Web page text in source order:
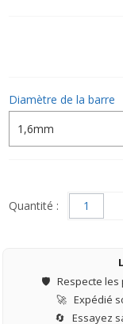
Diamètre de la barre
Quantité :
🛡️ Respecte
🚀 Expédié
🔄 Essayez